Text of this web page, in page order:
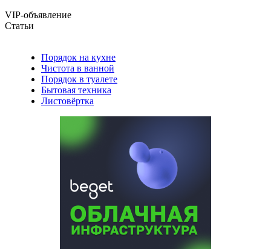
VIP-объявление
Статьи
Порядок на кухне
Чистота в ванной
Порядок в туалете
Бытовая техника
Листовёртка